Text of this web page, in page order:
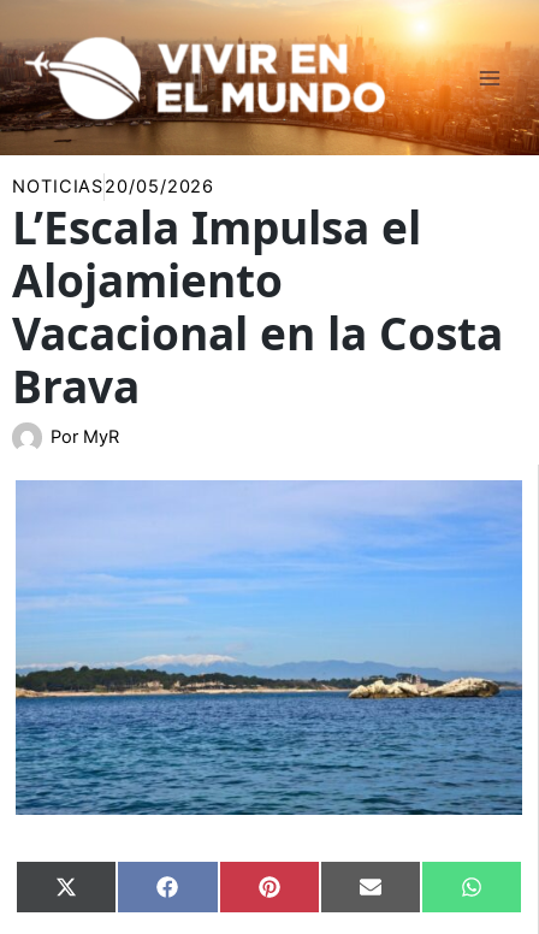
al
contenido
NOTICIAS20/05/2026
L’Escala Impulsa el
Alojamiento
Vacacional en la Costa
Brava
Por MyR
Compartir
en
X
(Twitter)
Compartir
en
Facebook Compartir
en
Pinterest Compartir
en
Email
en